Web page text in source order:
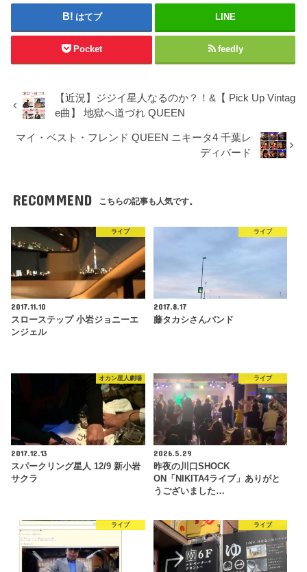
はてブ LINE
Pocket feedly
【近況】ジジイ星人なるのか？！&【 Pick Up Vintag
e曲】 地獄へ道づれ QUEEN
マイ・ベスト・フレンド QUEEN ニキータ4 千葉レ
ディバード
RECOMMEND こちらの記事も人気です。
ライブ
2017.11.10
スローステップ 小岩ジョニーエ
ンジェル
ライブ
2017.8.17
藤タカシさんバンド
オカン星人劇場
2017.12.13
スパークリング星人 12/9 新小岩
サクラ
ライブ
2026.5.29
昨夜の川口SHOCK
ON「NIKITA4ライブ」ありがと
うございました…
ライブ ライブ